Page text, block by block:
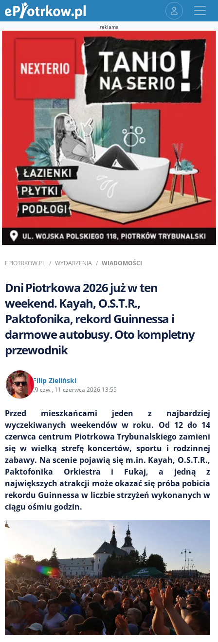
reklama
EPIOTRKOW.PL WYDARZENIA WIADOMOŚCI
Dni Piotrkowa 2026 już w ten
weekend. Kayah, O.S.T.R.,
Paktofonika, rekord Guinnessa i
darmowe autobusy. Oto kompletny
przewodnik
Filip Zieliński
czw., 11 czerwca 2026 13:55
Przed mieszkańcami jeden z najbardziej
wyczekiwanych weekendów w roku. Od 12 do 14
czerwca centrum Piotrkowa Trybunalskiego zamieni
się w wielką strefę koncertów, sportu i rodzinnej
zabawy. Na scenie pojawią się m.in. Kayah, O.S.T.R.,
Paktofonika Orkiestra i Fukaj, a jedną z
największych atrakcji może okazać się próba pobicia
rekordu Guinnessa w liczbie strzyżeń wykonanych w
ciągu ośmiu godzin.